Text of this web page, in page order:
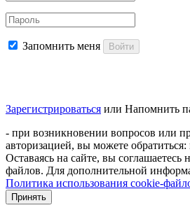
Запомнить меня Войти
Зарегистрироваться или Напомнить
- при возникновении вопросов или
авторизацией, вы можете обратиться:
Оставаясь на сайте, вы соглашаетесь
файлов. Для дополнительной
Политика использования cookie-
Принять